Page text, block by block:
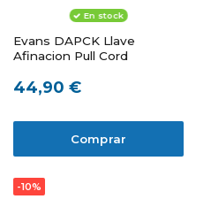
En stock
Evans DAPCK Llave
Afinacion Pull Cord
44,90 €
Comprar
-10%